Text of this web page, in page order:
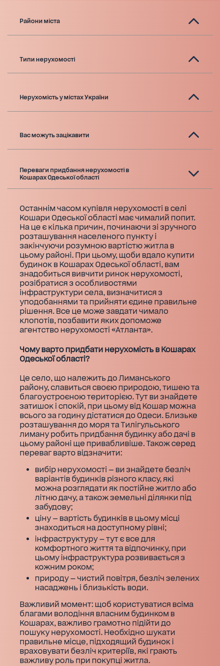
Райони міста
Типи нерухомості
Нерухомість у містах України
Вас можуть зацікавити
Переваги придбання нерухомості в
Кошарах Одеської області
Останнім часом купівля нерухомості в селі
Кошари Одеської області має чималий попит.
На це є кілька причин, починаючи зі зручного
розташування населеного пункту і
закінчуючи розумною вартістю житла в
цьому районі. При цьому, щоби вдало купити
будинок в Кошарах Одеської області, вам
знадобиться вивчити ринок нерухомості,
розібратися з особливостями
інфраструктури села, визначитися з
уподобаннями та прийняти єдине правильне
рішення. Все це може завдати чимало
клопотів, позбавити яких допоможе
агентство нерухомості «Атланта».
Чому варто придбати нерухомість в Кошарах
Одеської області?
Це село, що належить до Лиманського
району, славиться своєю природою, тишею та
благоустроєною територією. Тут ви знайдете
затишок і спокій, при цьому від Кошар можна
всього за годину дістатися до Одеси. Близьке
розташування до моря та Тилігульського
лиману робить придбання будинку або дачі в
цьому районі ще привабливіше. Також серед
переваг варто відзначити:
вибір нерухомості — ви знайдете безліч
варіантів будинків різного класу, які
можна розглядати як постійне житло або
літню дачу, а також земельні ділянки під
забудову;
ціну — вартість будинків в цьому місці
знаходиться на доступному рівні;
інфраструктуру — тут є все для
комфортного життя та відпочинку, при
цьому інфраструктура розвивається з
кожним роком;
природу — чистий повітря, безліч зелених
насаджень і близькість води.
Важливий момент: щоб користуватися всіма
благами володіння власним будинком в
Кошарах, важливо грамотно підійти до
пошуку нерухомості. Необхідно шукати
правильне місце, підходящий будинок і
враховувати безліч критеріїв, які грають
важливу роль при покупці житла.